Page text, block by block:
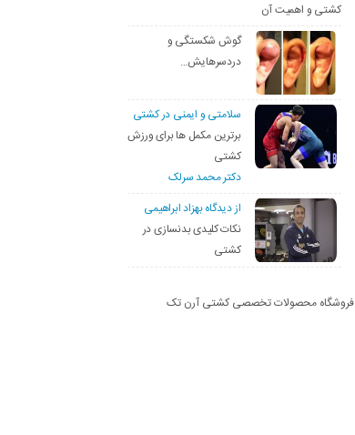
کشتی و اهمیت آن
گوش شکستگی و
دردسرهایش…
سلامتی و ایمنی در کشتی
برترین مکمل ها برای ورزش
کشتی
دکتر محمد سرلک
از دیدگاه بهزاد ابراهیمی
نکات کلیدی بدنسازی در
کشتی
فروشگاه محصولات تخصصی کشتی آرن تک